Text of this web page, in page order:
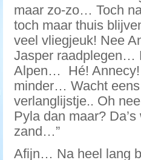
maar zo-zo… Toch
toch maar thuis
veel vliegjeuk! Nee
Jasper raadplegen…
Alpen… Hé!
minder… Wacht
verlanglijstje.. Oh
Pyla dan maar?
zand…”
Afijn… Na heel lang